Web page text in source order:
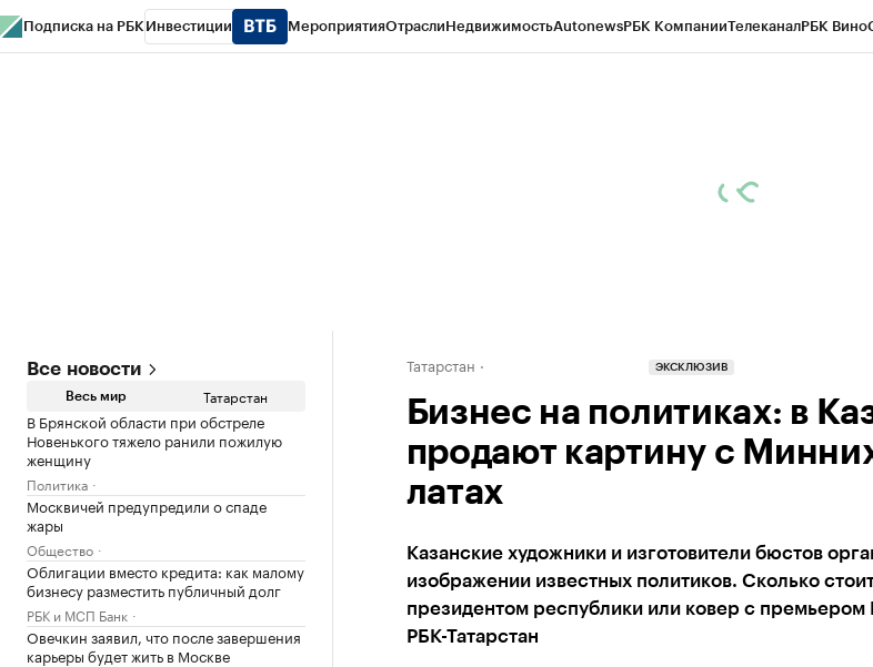
Подписка на РБК Инвестиции МероприятияОтраслиНедвижимостьAutonewsРБК КомпанииТелеканалРБК Вино
Все новости
Весь мир Татарстан
В Брянской области при обстреле
Новенького тяжело ранили пожилую
женщину
Политика
Москвичей предупредили о спаде
жары
Общество
Облигации вместо кредита: как малому
бизнесу разместить публичный долг
РБК и МСП Банк
Овечкин заявил, что после завершения
карьеры будет жить в Москве
Татарстан ЭКСКЛЮЗИВ
Бизнес на политиках: в
продают картину с
латах
Казанские художники и изготовители бюстов
изображении известных политиков. Сколько
президентом республики или ковер с премьером
РБК-Татарстан